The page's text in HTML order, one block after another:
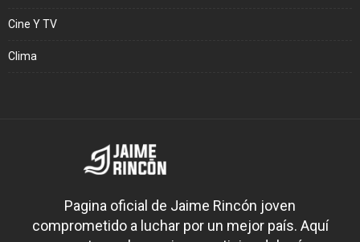
Cine Y TV
Clima
Pagina oficial de Jaime Rincón joven
comprometido a luchar por un mejor país. Aquí